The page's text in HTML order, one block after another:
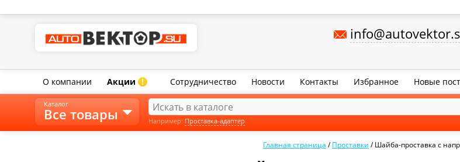
О компании Акции ! Сотрудничество Новости Контакты Избранное Новые
Главная страница /Проставки /Шайба-проставка с
Каталог
Все товары Например: Проставка-адаптер